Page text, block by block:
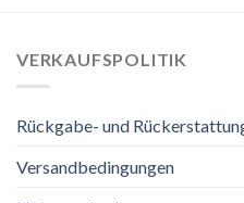
VERKAUFSPOLITIK
Rückgabe- und
Versandbedingungen